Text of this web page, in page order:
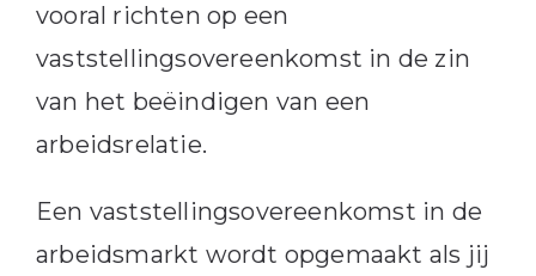
vooral richten op een
vaststellingsovereenkomst in de zin
van het beëindigen van een
arbeidsrelatie.
Een vaststellingsovereenkomst in de
arbeidsmarkt wordt opgemaakt als jij